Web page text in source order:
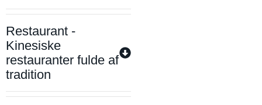
Restaurant -
Kinesiske
restauranter fulde af
tradition